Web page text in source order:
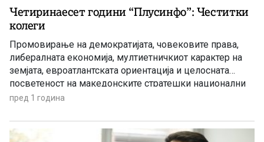
Четиринаесет години “Плусинфо”: Честитки
колеги
Промовирање на демократијата, човековите права,
либералната економија, мултиетничкиот карактер на
земјата, евроатлантската ориентација и целосната
посветеност на македонските стратешки национални
интереси беа и остануваат основи на уредувачката
365 дена и во десетици и десетици информации,
анализи, коментари, интервјуа…биле задача и цел на
пред 1 година